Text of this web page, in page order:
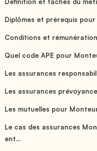
Diplômes et prérequis
Conditions et
Quel code APE pour
Les assurances
Les assurances
Les mutuelles pour
Le cas des assurances
ent...